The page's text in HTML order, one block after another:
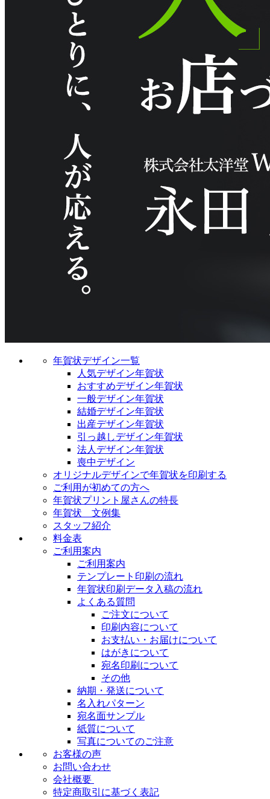
年賀状デザイン一覧
人気デザイン年賀状
おすすめデザイン年賀状
一般デザイン年賀状
結婚デザイン年賀状
出産デザイン年賀状
引っ越しデザイン年賀状
法人デザイン年賀状
喪中デザイン
オリジナルデザインで年賀状を印刷する
ご利用が初めての方へ
年賀状プリント屋さんの特長
年賀状 文例集
スタッフ紹介
料金表
ご利用案内
ご利用案内
テンプレート印刷の流れ
年賀状印刷データ入稿の流れ
よくある質問
ご注文について
印刷内容について
お支払い・お届けについて
はがきについて
宛名印刷について
その他
納期・発送について
名入れパターン
宛名面サンプル
紙質について
写真についてのご注意
お客様の声
お問い合わせ
会社概要
特定商取引に基づく表記